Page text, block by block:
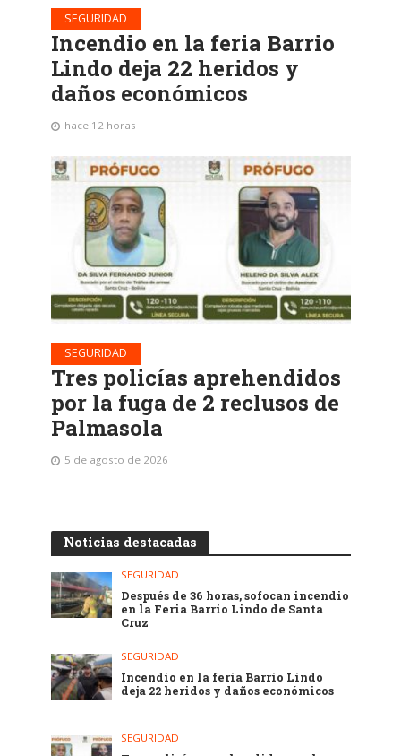
SEGURIDAD
Incendio en la feria Barrio
Lindo deja 22 heridos y
daños económicos
hace 12 horas
SEGURIDAD
Tres policías aprehendidos
por la fuga de 2 reclusos de
Palmasola
5 de agosto de 2026
Noticias destacadas
SEGURIDAD
Después de 36 horas, sofocan incendio
en la Feria Barrio Lindo de Santa
Cruz
SEGURIDAD
Incendio en la feria Barrio Lindo
deja 22 heridos y daños económicos
SEGURIDAD